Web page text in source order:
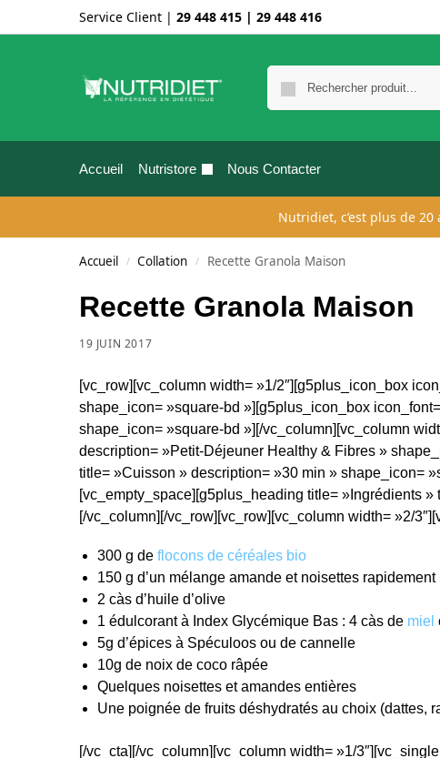
Service Client | 29 448 415 | 29 448 416
Accueil Nutristore Nous Contacter
Nutridiet, c’est plus de
Accueil / Collation / Recette Granola Maison
Recette Granola Maison
19 JUIN 2017
[vc_row][vc_column width= »1/2″][g5plus_icon_box
shape_icon= »square-bd »][g5plus_icon_box
shape_icon= »square-bd »][/vc_column][vc_column
description= »Petit-Déjeuner Healthy & Fibres »
title= »Cuisson » description= »30 min » shape_icon=
[vc_empty_space][g5plus_heading title= »Ingrédients
[/vc_column][/vc_row][vc_row][vc_column width= »2/
300 g de flocons de céréales bio
150 g d’un mélange amande et noisettes rapidement
2 càs d’huile d’olive
1 édulcorant à Index Glycémique Bas : 4 càs de miel
5g d’épices à Spéculoos ou de cannelle
10g de noix de coco râpée
Quelques noisettes et amandes entières
Une poignée de fruits déshydratés au choix (dattes,
[/vc_cta][/vc_column][vc_column width= »1/